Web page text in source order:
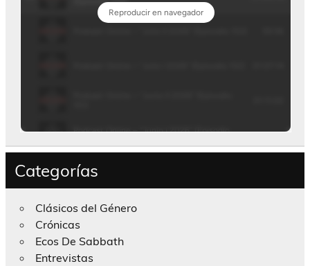
Categorías
Clásicos del Género
Crónicas
Ecos De Sabbath
Entrevistas